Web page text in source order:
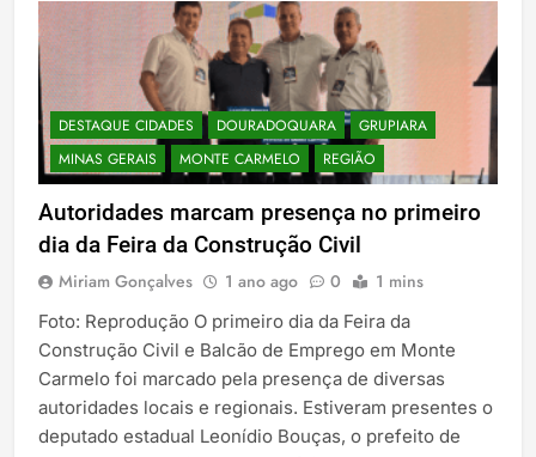
DESTAQUE CIDADES DOURADOQUARA
GRUPIARA
MINAS GERAIS
MONTE CARMELO REGIÃO
Autoridades marcam presença no primeiro
dia da Feira da Construção Civil
Miriam Gonçalves 1 ano ago 0 1 mins
Foto: Reprodução O primeiro dia da Feira da
Construção Civil e Balcão de Emprego em Monte
Carmelo foi marcado pela presença de diversas
autoridades locais e regionais. Estiveram presentes o
deputado estadual Leonídio Bouças, o prefeito de